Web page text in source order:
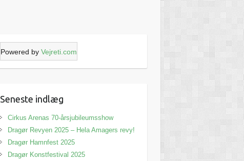
Powered by Vejreti.com
Seneste indlæg
Cirkus Arenas 70-årsjubileumsshow
Dragør Revyen 2025 – Hela Amagers revy!
Dragør Hamnfest 2025
Dragør Konstfestival 2025